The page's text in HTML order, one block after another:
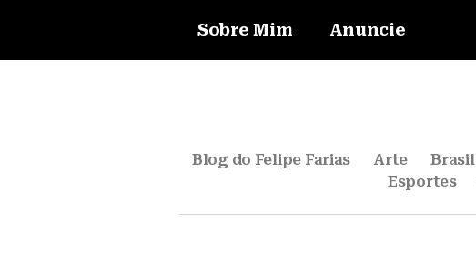
Sobre Mim Anuncie
Blog do Felipe Farias Arte Brasil
Esportes